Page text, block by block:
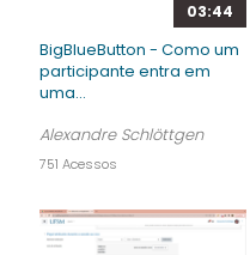
03:44
BigBlueButton - Como um
participante entra em
uma...
Alexandre Schlöttgen
751 Acessos